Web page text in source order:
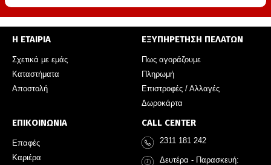
Η ΕΤΑΙΡΙΑ
Σχετικά με εμάς
Καταστήματα
Αποστολή
ΕΞΥΠΗΡΕΤΗΣΗ ΠΕΛΑΤΩΝ
Πως αγοράζουμε
Πληρωμή
Επιστροφές / Αλλαγές
Δωροκάρτα
ΕΠΙΚΟΙΝΩΝΙΑ
Επαφές
Καριέρα
CALL CENTER
2311 181 242
Δευτέρα - Παρασκευή: